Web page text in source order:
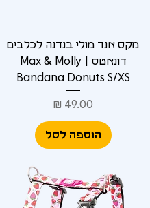
מקס אנד מולי בנדנה לכלבים
דונאטס | Max & Molly
Bandana Donuts S/XS
מחיר
הוספה לסל